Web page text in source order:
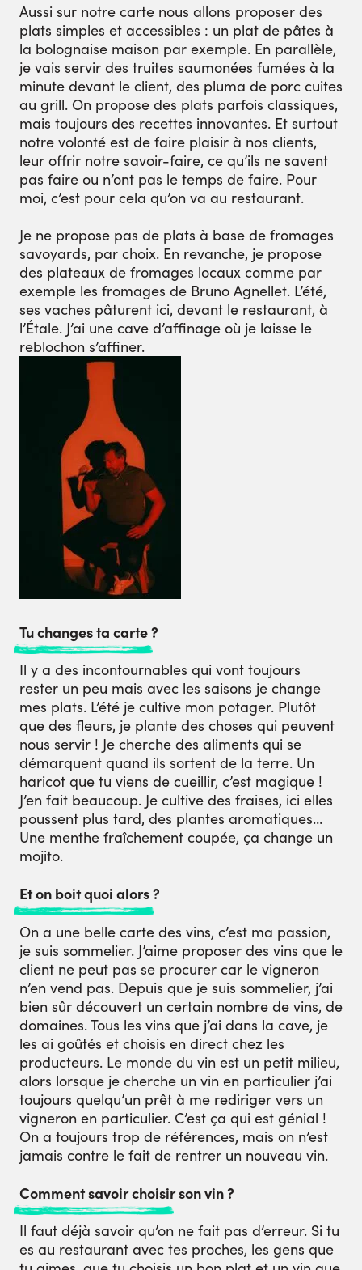
Aussi sur notre carte nous allons proposer des
plats simples et accessibles : un plat de pâtes à
la bolognaise maison par exemple. En parallèle,
je vais servir des truites saumonées fumées à la
minute devant le client, des pluma de porc cuites
au grill. On propose des plats parfois classiques,
mais toujours des recettes innovantes. Et surtout
notre volonté est de faire plaisir à nos clients,
leur offrir notre savoir-faire, ce qu’ils ne savent
pas faire ou n’ont pas le temps de faire. Pour
moi, c’est pour cela qu’on va au restaurant.
Je ne propose pas de plats à base de fromages
savoyards, par choix. En revanche, je propose
des plateaux de fromages locaux comme par
exemple les fromages de Bruno Agnellet. L’été,
ses vaches pâturent ici, devant le restaurant, à
l’Étale. J’ai une cave d’affinage où je laisse le
reblochon s’affiner.
Tu changes ta carte ?
Il y a des incontournables qui vont toujours
rester un peu mais avec les saisons je change
mes plats. L’été je cultive mon potager. Plutôt
que des fleurs, je plante des choses qui peuvent
nous servir ! Je cherche des aliments qui se
démarquent quand ils sortent de la terre. Un
haricot que tu viens de cueillir, c’est magique !
J’en fait beaucoup. Je cultive des fraises, ici elles
poussent plus tard, des plantes aromatiques…
Une menthe fraîchement coupée, ça change un
mojito.
Et on boit quoi alors ?
On a une belle carte des vins, c’est ma passion,
je suis sommelier. J’aime proposer des vins que le
client ne peut pas se procurer car le vigneron
n’en vend pas. Depuis que je suis sommelier, j’ai
bien sûr découvert un certain nombre de vins, de
domaines. Tous les vins que j’ai dans la cave, je
les ai goûtés et choisis en direct chez les
producteurs. Le monde du vin est un petit milieu,
alors lorsque je cherche un vin en particulier j’ai
toujours quelqu’un prêt à me rediriger vers un
vigneron en particulier. C’est ça qui est génial !
On a toujours trop de références, mais on n’est
jamais contre le fait de rentrer un nouveau vin.
Comment savoir choisir son vin ?
Il faut déjà savoir qu’on ne fait pas d’erreur. Si tu
es au restaurant avec tes proches, les gens que